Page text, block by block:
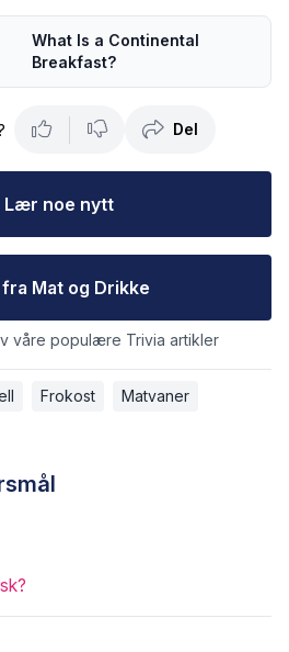
What Is a Continental
Breakfast?
Del
Lær noe nytt
Mat og Drikke
våre populære Trivia artikler
Frokost Matvaner